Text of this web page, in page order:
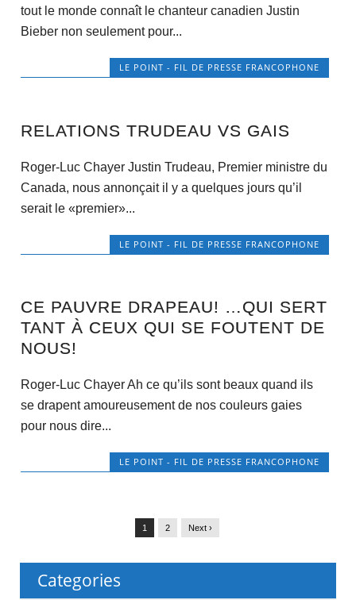
tout le monde connaît le chanteur canadien Justin
Bieber non seulement pour...
LE POINT - FIL DE PRESSE FRANCOPHONE
RELATIONS TRUDEAU VS GAIS
Roger-Luc Chayer Justin Trudeau, Premier ministre du
Canada, nous annonçait il y a quelques jours qu’il
serait le «premier»...
LE POINT - FIL DE PRESSE FRANCOPHONE
CE PAUVRE DRAPEAU! …QUI SERT
TANT À CEUX QUI SE FOUTENT DE
NOUS!
Roger-Luc Chayer Ah ce qu’ils sont beaux quand ils
se drapent amoureusement de nos couleurs gaies
pour nous dire...
LE POINT - FIL DE PRESSE FRANCOPHONE
1 2 Next ›
Categories